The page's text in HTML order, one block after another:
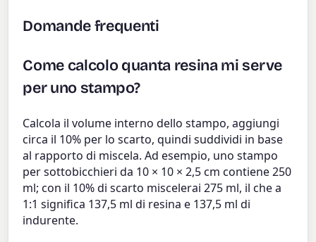
Domande frequenti
Come calcolo quanta resina mi serve
per uno stampo?
Calcola il volume interno dello stampo, aggiungi
circa il 10% per lo scarto, quindi suddividi in base
al rapporto di miscela. Ad esempio, uno stampo
per sottobicchieri da 10 × 10 × 2,5 cm contiene 250
ml; con il 10% di scarto miscelerai 275 ml, il che a
1:1 significa 137,5 ml di resina e 137,5 ml di
indurente.